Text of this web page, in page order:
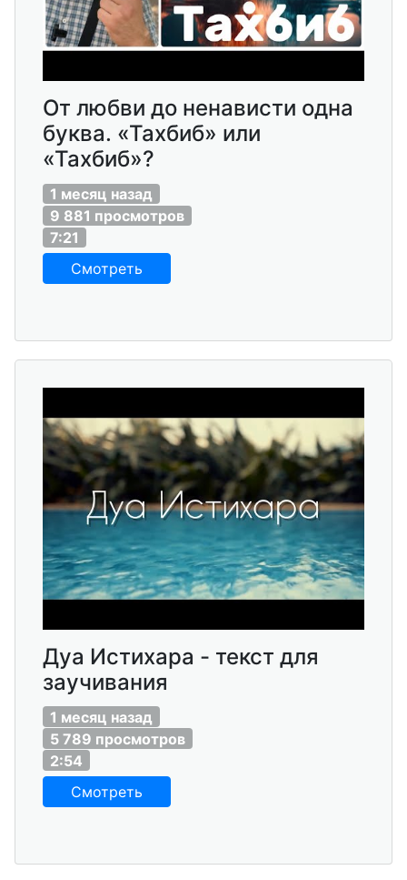
От любви до ненависти одна
буква. «Тахбиб» или
«Тахбиб»?
1 месяц назад
9 881 просмотров
7:21
Смотреть
Дуа Истихара - текст для
заучивания
1 месяц назад
5 789 просмотров
2:54
Смотреть